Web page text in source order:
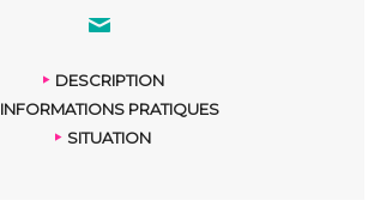
DESCRIPTION
INFORMATIONS PRATIQUES
SITUATION